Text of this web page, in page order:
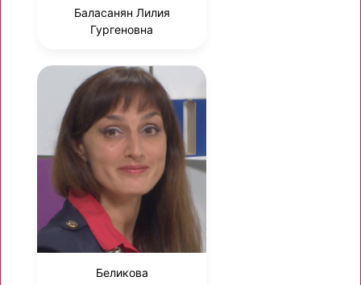
Баласанян Лилия
Гургеновна
Беликова